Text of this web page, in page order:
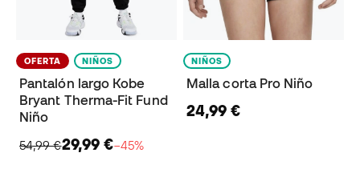
OFERTA NIÑOS
Pantalón largo Kobe
Bryant Therma-Fit Fund
Niño
54,99 €29,99 €−45%
NIÑOS
Malla corta Pro Niño
24,99 €